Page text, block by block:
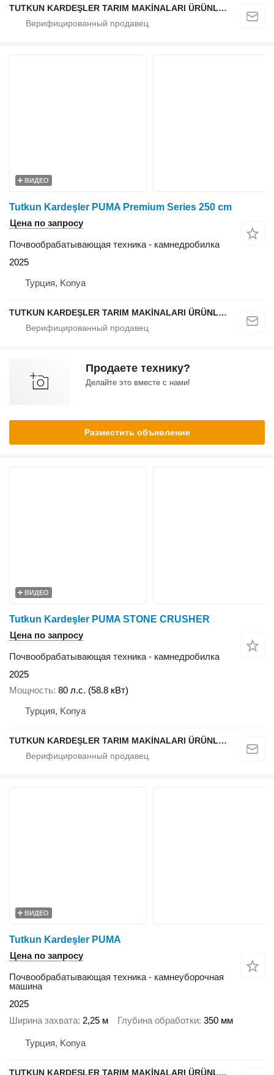
TUTKUN KARDEŞLER TARIM MAKİNALARI ÜRÜNLERİ OTOMOTİV SAN. Ve TİC. LTD.ŞTİ.
ВИДЕО
Tutkun Kardeşler PUMA Premium Series 250 cm
Цена по запросу
Почвообрабатывающая техника - камнедробилка
2025
Турция, Konya
TUTKUN KARDEŞLER TARIM MAKİNALARI ÜRÜNLERİ OTOMOTİV SAN. Ve TİC. LTD.ŞTİ.
Продаете технику?
Делайте это вместе с нами!
Разместить объявление
ВИДЕО
Tutkun Kardeşler PUMA STONE CRUSHER
Цена по запросу
Почвообрабатывающая техника - камнедробилка
2025
Мощность 80 л.с. (58.8 кВт)
Турция, Konya
TUTKUN KARDEŞLER TARIM MAKİNALARI ÜRÜNLERİ OTOMOTİV SAN. Ve TİC. LTD.ŞTİ.
ВИДЕО
Tutkun Kardeşler PUMA
Цена по запросу
Почвообрабатывающая техника - камнеуборочная
машина
2025
Ширина захвата 2,25 м Глубина обработки 350 мм
Турция, Konya
TUTKUN KARDEŞLER TARIM MAKİNALARI ÜRÜNLERİ OTOMOTİV SAN. Ve TİC. LTD.ŞTİ.